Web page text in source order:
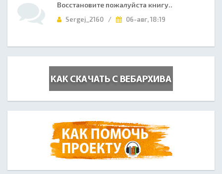
Восстановите пожалуйста книгу..
Sergej_2160 / 06-авг, 18:19